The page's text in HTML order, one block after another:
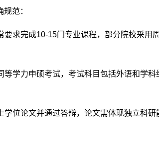
范：
要求完成10-15门专业课程，部分院校采用
等学力申硕考试，考试科目包括外语和学科
学位论文并通过答辩，论文需体现独立科研